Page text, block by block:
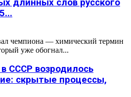
длинных слов русского
чемпиона — химический термин
уже обогнал...
СССР возродилось
скрытые процессы,